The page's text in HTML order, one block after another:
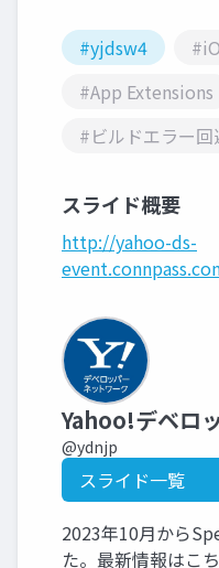
#yjdsw4
#App Extensions
#ビルドエラー回
スライド概要
http://yahoo-ds-
Yahoo!デベロ
@ydnjp
スライド一覧
2023年10月から
た。最新情報はこ